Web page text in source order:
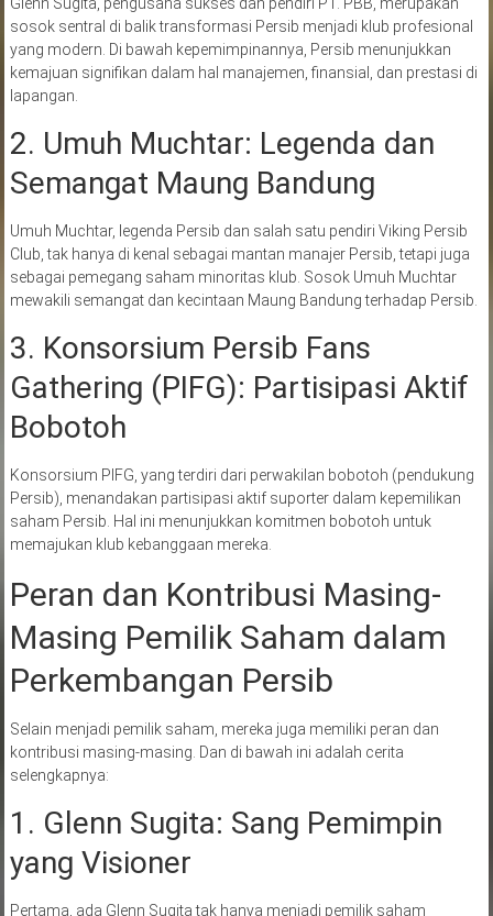
sosok sentral di balik transformasi Persib menjadi klub profesional
yang modern. Di bawah kepemimpinannya, Persib menunjukkan
kemajuan signifikan dalam hal manajemen, finansial, dan prestasi di
lapangan.
2. Umuh Muchtar: Legenda dan
Semangat Maung Bandung
Umuh Muchtar, legenda Persib dan salah satu pendiri Viking Persib
Club, tak hanya di kenal sebagai mantan manajer Persib, tetapi juga
sebagai pemegang saham minoritas klub. Sosok Umuh Muchtar
mewakili semangat dan kecintaan Maung Bandung terhadap Persib.
3. Konsorsium Persib Fans
Gathering (PIFG): Partisipasi Aktif
Bobotoh
Konsorsium PIFG, yang terdiri dari perwakilan bobotoh (pendukung
Persib), menandakan partisipasi aktif suporter dalam kepemilikan
saham Persib. Hal ini menunjukkan komitmen bobotoh untuk
memajukan klub kebanggaan mereka.
Peran dan Kontribusi Masing-
Masing Pemilik Saham dalam
Perkembangan Persib
Selain menjadi pemilik saham, mereka juga memiliki peran dan
kontribusi masing-masing. Dan di bawah ini adalah cerita
selengkapnya:
1. Glenn Sugita: Sang Pemimpin
yang Visioner
Pertama, ada Glenn Sugita tak hanya menjadi pemilik saham